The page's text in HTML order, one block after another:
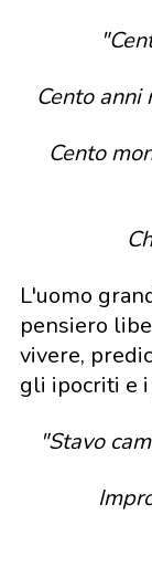
Cento
Cento
L'uomo
pensiero
vivere,
gli ipocriti e
"Stavo